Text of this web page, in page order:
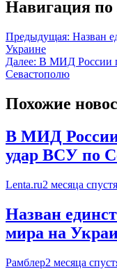
Навигация по
Предыдущая: Назван
Украине
Далее: В МИД России
Севастополю
Похожие
В МИД России
удар ВСУ по
Lenta.ru2 месяца спустя
Назван
мира на
Рамблер2 месяца